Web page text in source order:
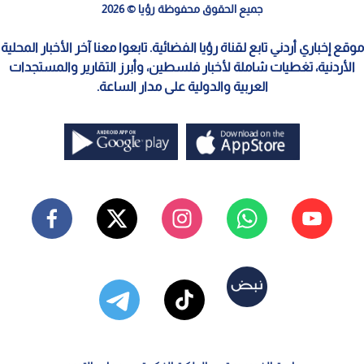
جميع الحقوق محفوظة رؤيا © 2026
موقع إخباري أردني تابع لقناة رؤيا الفضائية. تابعوا معنا آخر الأخبار المحلية
الأردنية، تغطيات شاملة لأخبار فلسطين، وأبرز التقارير والمستجدات
العربية والدولية على مدار الساعة.